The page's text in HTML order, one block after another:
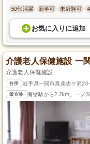
50代活躍 新卒可 未経験可
お気に入り に追加
介護老人保健施設 一
介護老人保健施設
住所 岩手県一関市真柴吉ケ沢
最寄駅 有壁駅から2.2km、一ノ